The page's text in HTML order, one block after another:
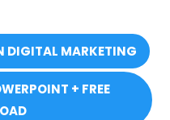
DIGITAL MARKETING
+ FREE